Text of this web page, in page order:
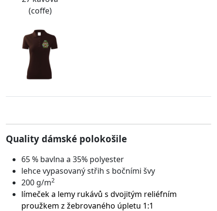
(coffe)
Quality dámské polokošile
65 % bavlna a 35% polyester
lehce vypasovaný střih s bočními švy
200 g/m2
límeček a lemy rukávů s dvojitým reliéfním
proužkem z žebrovaného úpletu 1:1